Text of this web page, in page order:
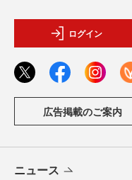
ログイン
広告掲載のご案内
ニュース